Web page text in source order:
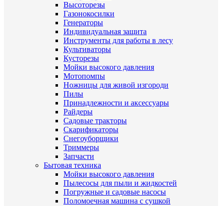
Высоторезы
Газонокосилки
Генераторы
Индивидуальная защита
Инструменты для работы в лесу
Культиваторы
Кусторезы
Мойки высокого давления
Мотопомпы
Ножницы для живой изгороди
Пилы
Принадлежности и аксессуары
Райдеры
Садовые тракторы
Скарификаторы
Снегоуборщики
Триммеры
Запчасти
Бытовая техника
Мойки высокого давления
Пылесосы для пыли и жидкостей
Погружные и садовые насосы
Поломоечная машина с сушкой